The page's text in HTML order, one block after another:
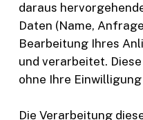
daraus
Daten (Name,
Bearbeitung Ihres
und verarbeitet.
ohne Ihre
Die Verarbeitung